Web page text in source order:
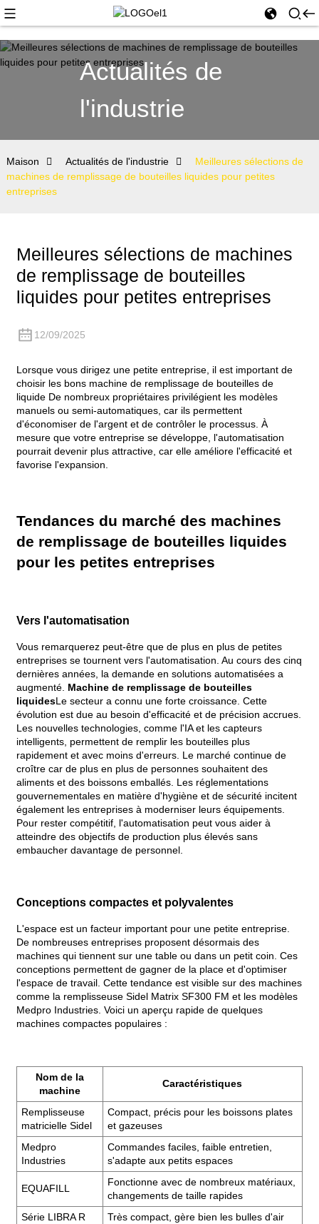
Actualités de
l'industrie
Maison Actualités de l'industrie
Meilleures sélections de
machines de remplissage de bouteilles liquides pour petites
entreprises
Meilleures sélections de machines
de remplissage de bouteilles
liquides pour petites entreprises
12/09/2025
Lorsque vous dirigez une petite entreprise, il est important de
choisir les bons machine de remplissage de bouteilles de
liquide De nombreux propriétaires privilégient les modèles
manuels ou semi-automatiques, car ils permettent
d'économiser de l'argent et de contrôler le processus. À
mesure que votre entreprise se développe, l'automatisation
pourrait devenir plus attractive, car elle améliore l'efficacité et
favorise l'expansion.
Tendances du marché des machines
de remplissage de bouteilles liquides
pour les petites entreprises
Vers l'automatisation
Vous remarquerez peut-être que de plus en plus de petites
entreprises se tournent vers l'automatisation. Au cours des cinq
dernières années, la demande en solutions automatisées a
augmenté. Machine de remplissage de bouteilles
liquidesLe secteur a connu une forte croissance. Cette
évolution est due au besoin d'efficacité et de précision accrues.
Les nouvelles technologies, comme l'IA et les capteurs
intelligents, permettent de remplir les bouteilles plus
rapidement et avec moins d'erreurs. Le marché continue de
croître car de plus en plus de personnes souhaitent des
aliments et des boissons emballés. Les réglementations
gouvernementales en matière d'hygiène et de sécurité incitent
également les entreprises à moderniser leurs équipements.
Pour rester compétitif, l'automatisation peut vous aider à
atteindre des objectifs de production plus élevés sans
embaucher davantage de personnel.
Conceptions compactes et polyvalentes
L'espace est un facteur important pour une petite entreprise.
De nombreuses entreprises proposent désormais des
machines qui tiennent sur une table ou dans un petit coin. Ces
conceptions permettent de gagner de la place et d'optimiser
l'espace de travail. Cette tendance est visible sur des machines
comme la remplisseuse Sidel Matrix SF300 FM et les modèles
Medpro Industries. Voici un aperçu rapide de quelques
machines compactes populaires :
Nom de la
machine
Caractéristiques
Remplisseuse
matricielle Sidel
Compact, précis pour les boissons plates
et gazeuses
Medpro
Industries
Commandes faciles, faible entretien,
s'adapte aux petits espaces
EQUAFILL
Fonctionne avec de nombreux matériaux,
changements de taille rapides
Série LIBRA R
Très compact, gère bien les bulles d'air